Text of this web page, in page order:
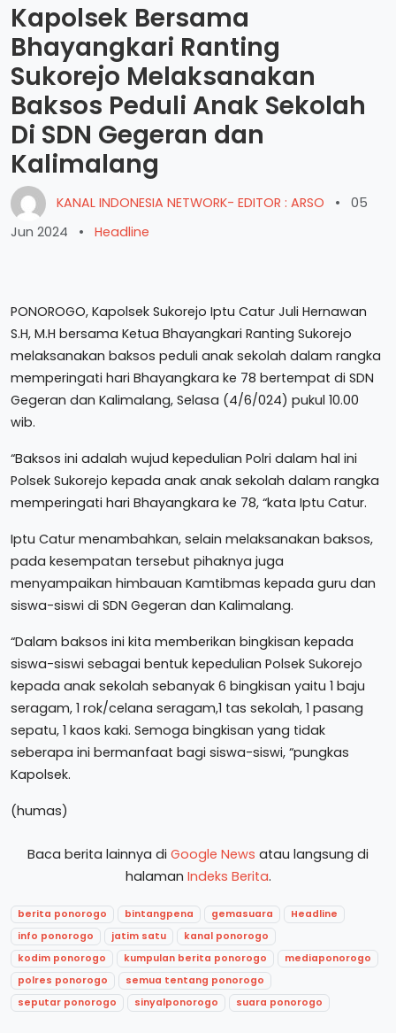
Kapolsek Bersama
Bhayangkari Ranting
Sukorejo Melaksanakan
Baksos Peduli Anak Sekolah
Di SDN Gegeran dan
Kalimalang
KANAL INDONESIA NETWORK- EDITOR : ARSO •
05
Jun 2024
• Headline
PONOROGO, Kapolsek Sukorejo Iptu Catur Juli Hernawan
S.H, M.H bersama Ketua Bhayangkari Ranting Sukorejo
melaksanakan baksos peduli anak sekolah dalam rangka
memperingati hari Bhayangkara ke 78 bertempat di SDN
Gegeran dan Kalimalang, Selasa (4/6/024) pukul 10.00
wib.
“Baksos ini adalah wujud kepedulian Polri dalam hal ini
Polsek Sukorejo kepada anak anak sekolah dalam rangka
memperingati hari Bhayangkara ke 78, “kata Iptu Catur.
Iptu Catur menambahkan, selain melaksanakan baksos,
pada kesempatan tersebut pihaknya juga
menyampaikan himbauan Kamtibmas kepada guru dan
siswa-siswi di SDN Gegeran dan Kalimalang.
“Dalam baksos ini kita memberikan bingkisan kepada
siswa-siswi sebagai bentuk kepedulian Polsek Sukorejo
kepada anak sekolah sebanyak 6 bingkisan yaitu 1 baju
seragam, 1 rok/celana seragam,1 tas sekolah, 1 pasang
sepatu, 1 kaos kaki. Semoga bingkisan yang tidak
seberapa ini bermanfaat bagi siswa-siswi, “pungkas
Kapolsek.
(humas)
Baca berita lainnya di Google News atau langsung di
halaman Indeks Berita.
berita ponorogo bintangpena gemasuara
Headline
info ponorogo
jatim satu
kanal ponorogo
kodim ponorogo
kumpulan berita ponorogo
mediaponorogo
polres ponorogo
semua tentang ponorogo
seputar ponorogo
sinyalponorogo suara ponorogo